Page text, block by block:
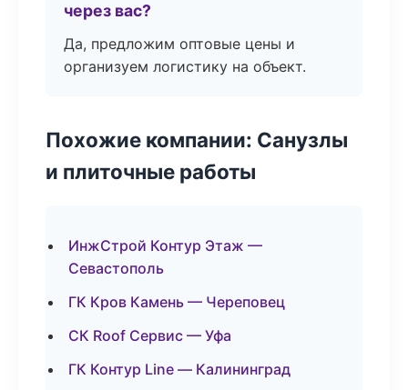
через вас?
Да, предложим оптовые цены и
организуем логистику на объект.
Похожие компании: Санузлы
и плиточные работы
ИнжСтрой Контур Этаж —
Севастополь
ГК Кров Камень — Череповец
СК Roof Сервис — Уфа
ГК Контур Line — Калининград